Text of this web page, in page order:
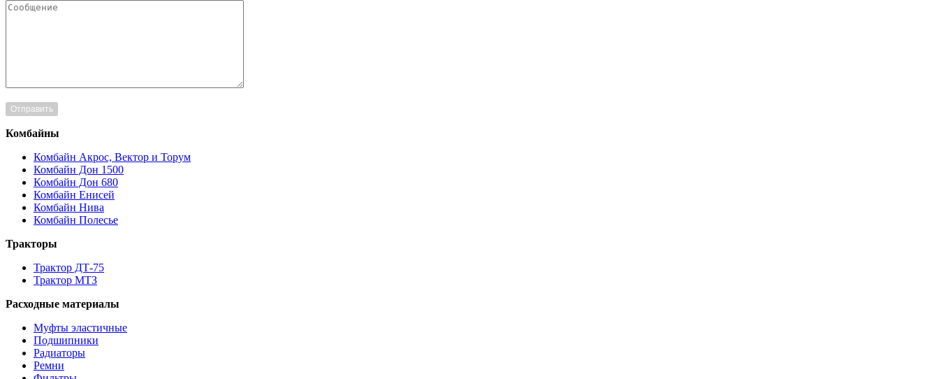
Комбайны
Комбайн Акрос, Вектор и Торум
Комбайн Дон 1500
Комбайн Дон 680
Комбайн Енисей
Комбайн Нива
Комбайн Полесье
Тракторы
Трактор ДТ-75
Трактор МТЗ
Расходные материалы
Муфты эластичные
Подшипники
Радиаторы
Ремни